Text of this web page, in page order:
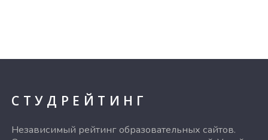
СТУДРЕЙТИНГ
Независимый рейтинг образовательных сайтов.